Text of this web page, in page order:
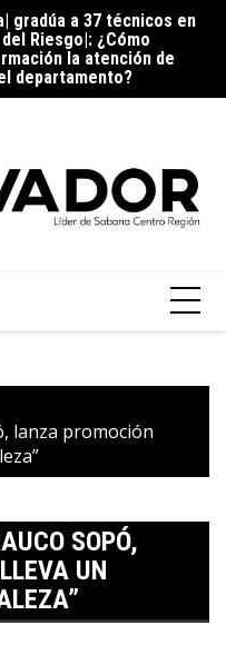
la atención de
departamento?
lanza promoción
SOPÓ,
UN